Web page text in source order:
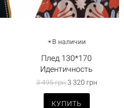
В наличии
Плед 130*170
Идентичность
3 495 грн3 320 грн
КУПИТЬ